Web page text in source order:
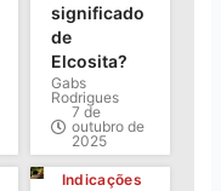
significado
de
Elcosita?
Gabs
Rodrigues
7 de
outubro de
2025
Indicações